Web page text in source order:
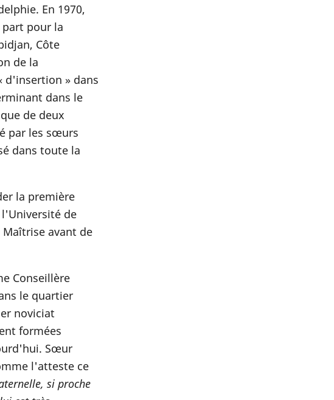
En 1970,
pour la
Côte
de la
d'insertion » dans
dans le
de deux
par les sœurs
dans toute la
la première
de
avant de
Conseillère
le quartier
noviciat
formées
Sœur
l'atteste ce
si proche